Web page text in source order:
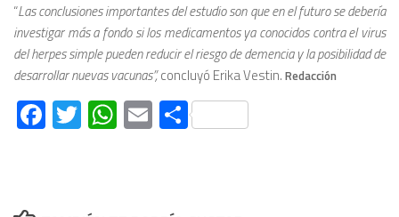
“Las conclusiones importantes del estudio son que en el futuro se debería
investigar más a fondo si los medicamentos ya conocidos contra el virus
del herpes simple pueden reducir el riesgo de demencia y la posibilidad de
desarrollar nuevas vacunas”,concluyó Erika Vestin. Redacción
Facebook
Twitter
WhatsApp
EmailCompartir